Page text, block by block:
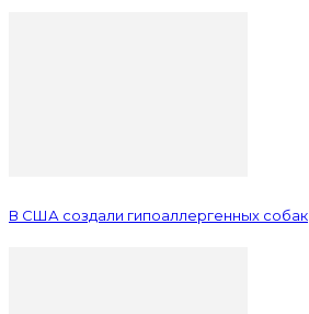
В США создали гипоаллергенных собак